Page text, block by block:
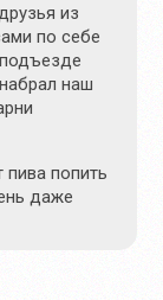
из
по себе
наш
пива попить
даже